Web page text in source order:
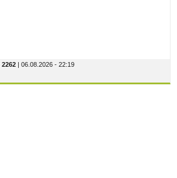
2262 | 06.08.2026 - 22:19